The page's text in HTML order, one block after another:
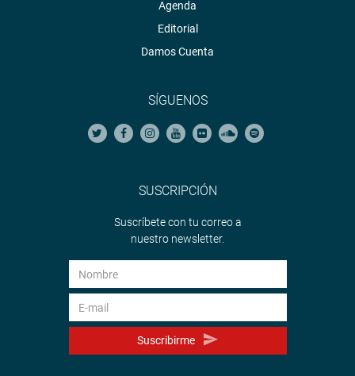
Agenda
Editorial
Damos Cuenta
SÍGUENOS
SUSCRIPCIÓN
Suscríbete con tu correo a
nuestro newsletter.
Suscribirme